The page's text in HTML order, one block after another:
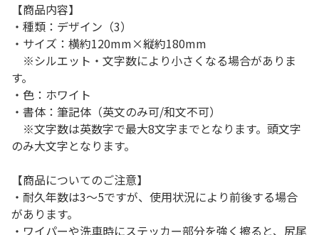
【商品内容】
・種類：デザイン（3）
・サイズ：横約120mm×縦約180mm
※シルエット・文字数により小さくなる場合がありま
す。
・色：ホワイト
・書体：筆記体（英文のみ可/和文不可）
※文字数は英数字で最大8文字までとなります。頭文字
のみ大文字となります。
【商品についてのご注意】
・耐久年数は3～5ですが、使用状況により前後する場合
があります。
・ワイパーや洗車時にステッカー部分を強く擦ると、尻尾